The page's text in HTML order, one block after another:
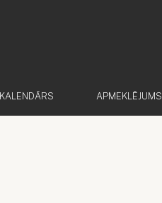
KALENDĀRS APMEKLĒJUMS